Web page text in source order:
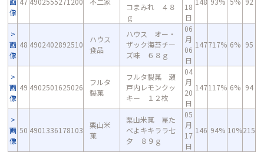
像
コまみれ ４８
ｇ
18
日
画
像
48 4902402892510
ハウス
食品
ハウス オー・
ザック海苔チー
ズ味 ６８ｇ
06
月
06
日
147717% 6% 95
画
像
49 4902501625026
フルタ
製菓
フルタ製菓 瀬
戸内レモンクッ
キー １２枚
04
月
20
日
147117% 6% 94
画
像
50 4901336178103
栗山米
菓
栗山米菓 星た
べよキキララ七
夕 ８９ｇ
05
月
17
日
146 94% 10%215